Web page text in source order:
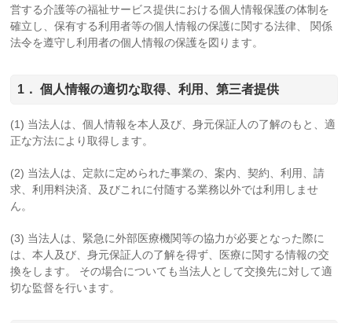
営する介護等の福祉サービス提供における個人情報保護の体制を
確立し、保有する利用者等の個人情報の保護に関する法律、 関係
法令を遵守し利用者の個人情報の保護を図ります。
1． 個人情報の適切な取得、利用、第三者提供
(1) 当法人は、個人情報を本人及び、身元保証人の了解のもと、適
正な方法により取得します。
(2) 当法人は、定款に定められた事業の、案内、契約、利用、請
求、利用料決済、及びこれに付随する業務以外では利用しませ
ん。
(3) 当法人は、緊急に外部医療機関等の協力が必要となった際に
は、本人及び、身元保証人の了解を得ず、医療に関する情報の交
換をします。 その場合についても当法人として交換先に対して適
切な監督を行います。